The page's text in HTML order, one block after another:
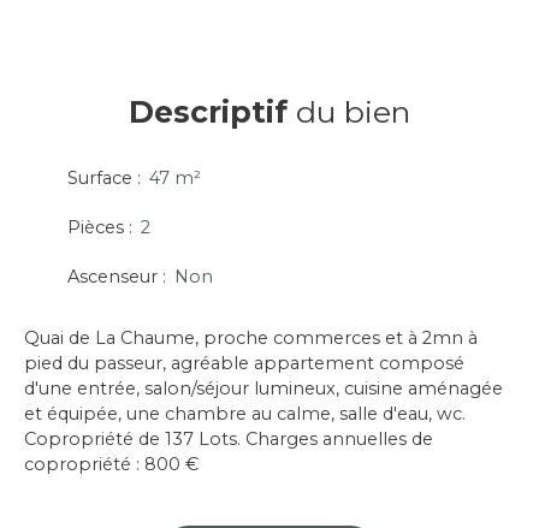
Descriptifdu bien
Surface : 47 m²
Pièces : 2
Ascenseur : Non
Quai de La Chaume, proche commerces et à 2mn à
pied du passeur, agréable appartement composé
d'une entrée, salon/séjour lumineux, cuisine aménagée
et équipée, une chambre au calme, salle d'eau, wc.
Copropriété de 137 Lots. Charges annuelles de
copropriété : 800 €